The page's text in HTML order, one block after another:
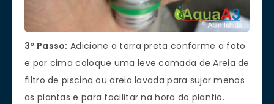
3º Passo: Adicione a terra preta conforme a foto
e por cima coloque uma leve camada de Areia de
filtro de piscina ou areia lavada para sujar menos
as plantas e para facilitar na hora do plantio.